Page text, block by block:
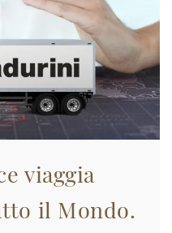
viaggia
il Mondo.